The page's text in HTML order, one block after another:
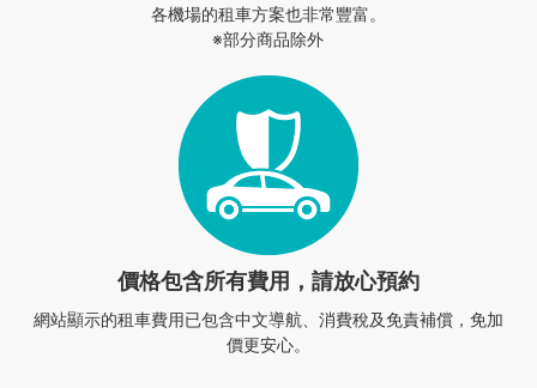
各機場的租車方案也非常豐富。
※部分商品除外
價格包含所有費用，請放心預約
網站顯示的租車費用已包含中文導航、 消費稅及免責補償，免加
價更安心。